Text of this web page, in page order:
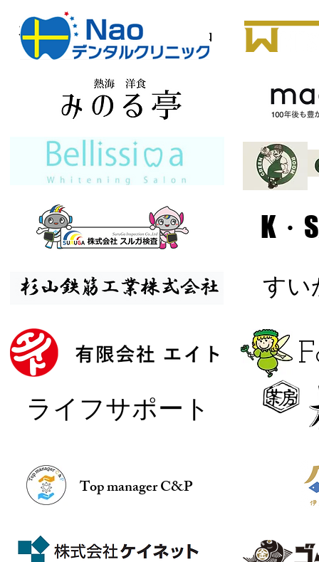
有限会社オーエス部品
K・
すい
​ライフサポート
Top manager C&P